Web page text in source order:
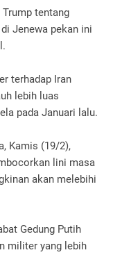
tentang
Jenewa pekan ini
terhadap Iran
lebih luas
pada Januari lalu.
Kamis (19/2),
lini masa
akan melebihi
Gedung Putih
militer yang lebih